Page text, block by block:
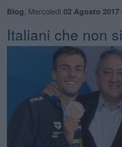
Blog Mercoledì 02 Agosto 2017
Italiani che non